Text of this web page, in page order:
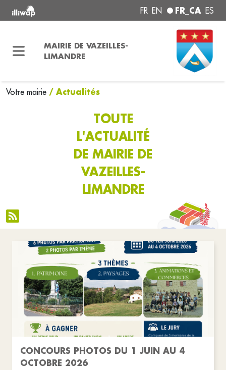
FR EN FR_CA ES
MAIRIE DE VAZEILLES-
LIMANDRE
Votre mairie / Actualités
TOUTE
L'ACTUALITÉ
DE MAIRIE DE
VAZEILLES-
LIMANDRE
CONCOURS PHOTOS DU 1 JUIN AU 4
OCTOBRE 2026